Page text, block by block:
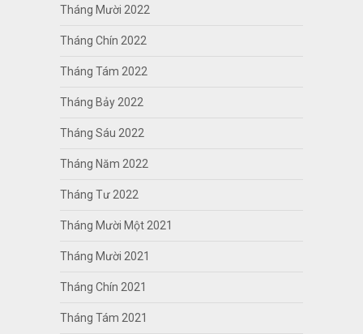
Tháng Mười 2022
Tháng Chín 2022
Tháng Tám 2022
Tháng Bảy 2022
Tháng Sáu 2022
Tháng Năm 2022
Tháng Tư 2022
Tháng Mười Một 2021
Tháng Mười 2021
Tháng Chín 2021
Tháng Tám 2021